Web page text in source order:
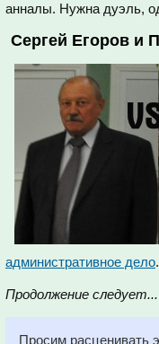
анналы. Нужна дуэль,
Сергей Егоров и
административное дело
Продолжение следует...
Просим расценивать